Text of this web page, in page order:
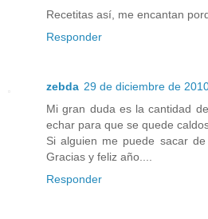
Recetitas así, me encantan
Responder
zebda 29 de diciembre de
Mi gran duda es la cantidad
echar para que se quede
Si alguien me puede sacar
Gracias y feliz año....
Responder